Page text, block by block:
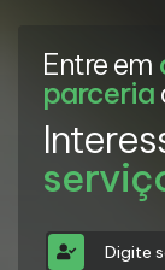
Entre em
parceria